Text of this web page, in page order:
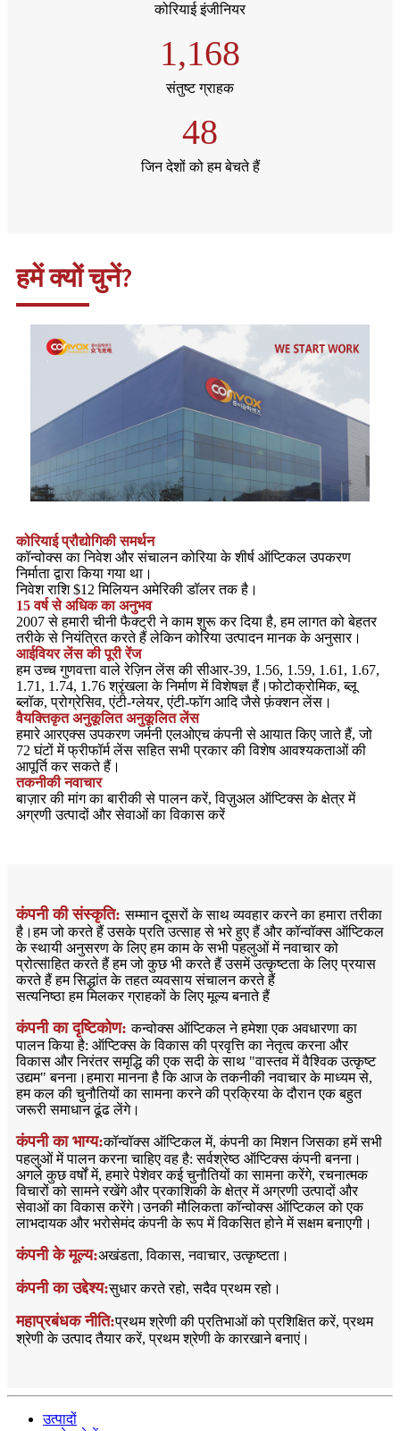
कोरियाई इंजीनियर
1,168
संतुष्ट ग्राहक
48
जिन देशों को हम बेचते हैं
हमें क्यों चुनें?
कोरियाई प्रौद्योगिकी समर्थन
कॉन्वोक्स का निवेश और संचालन कोरिया के शीर्ष ऑप्टिकल उपकरण
निर्माता द्वारा किया गया था।
निवेश राशि $12 मिलियन अमेरिकी डॉलर तक है।
15 वर्ष से अधिक का अनुभव
2007 से हमारी चीनी फैक्ट्री ने काम शुरू कर दिया है, हम लागत को बेहतर
तरीके से नियंत्रित करते हैं लेकिन कोरिया उत्पादन मानक के अनुसार।
आईवियर लेंस की पूरी रेंज
हम उच्च गुणवत्ता वाले रेज़िन लेंस की सीआर-39, 1.56, 1.59, 1.61, 1.67,
1.71, 1.74, 1.76 श्रृंखला के निर्माण में विशेषज्ञ हैं।फोटोक्रोमिक, ब्लू
ब्लॉक, प्रोग्रेसिव, एंटी-ग्लेयर, एंटी-फॉग आदि जैसे फ़ंक्शन लेंस।
वैयक्तिकृत अनुकूलित अनुकूलित लेंस
हमारे आरएक्स उपकरण जर्मनी एलओएच कंपनी से आयात किए जाते हैं, जो
72 घंटों में फ्रीफॉर्म लेंस सहित सभी प्रकार की विशेष आवश्यकताओं की
आपूर्ति कर सकते हैं।
तकनीकी नवाचार
बाज़ार की मांग का बारीकी से पालन करें, विज़ुअल ऑप्टिक्स के क्षेत्र में
अग्रणी उत्पादों और सेवाओं का विकास करें
कंपनी की संस्कृति: सम्मान दूसरों के साथ व्यवहार करने का हमारा तरीका
है।हम जो करते हैं उसके प्रति उत्साह से भरे हुए हैं और कॉन्वॉक्स ऑप्टिकल
के स्थायी अनुसरण के लिए हम काम के सभी पहलुओं में नवाचार को
प्रोत्साहित करते हैं हम जो कुछ भी करते हैं उसमें उत्कृष्टता के लिए प्रयास
करते हैं हम सिद्धांत के तहत व्यवसाय संचालन करते हैं
सत्यनिष्ठा हम मिलकर ग्राहकों के लिए मूल्य बनाते हैं
कंपनी का दृष्टिकोण: कन्वोक्स ऑप्टिकल ने हमेशा एक अवधारणा का
पालन किया है: ऑप्टिक्स के विकास की प्रवृत्ति का नेतृत्व करना और
विकास और निरंतर समृद्धि की एक सदी के साथ "वास्तव में वैश्विक उत्कृष्ट
उद्यम" बनना।हमारा मानना ​​है कि आज के तकनीकी नवाचार के माध्यम से,
हम कल की चुनौतियों का सामना करने की प्रक्रिया के दौरान एक बहुत
जरूरी समाधान ढूंढ लेंगे।
कंपनी का भाग्य:कॉन्वॉक्स ऑप्टिकल में, कंपनी का मिशन जिसका हमें सभी
पहलुओं में पालन करना चाहिए वह है: सर्वश्रेष्ठ ऑप्टिक्स कंपनी बनना।
अगले कुछ वर्षों में, हमारे पेशेवर कई चुनौतियों का सामना करेंगे, रचनात्मक
विचारों को सामने रखेंगे और प्रकाशिकी के क्षेत्र में अग्रणी उत्पादों और
सेवाओं का विकास करेंगे।उनकी मौलिकता कॉन्वोक्स ऑप्टिकल को एक
लाभदायक और भरोसेमंद कंपनी के रूप में विकसित होने में सक्षम बनाएगी।
कंपनी के मूल्य:अखंडता, विकास, नवाचार, उत्कृष्टता।
कंपनी का उद्देश्य:सुधार करते रहो, सदैव प्रथम रहो।
महाप्रबंधक नीति:प्रथम श्रेणी की प्रतिभाओं को प्रशिक्षित करें, प्रथम
श्रेणी के उत्पाद तैयार करें, प्रथम श्रेणी के कारखाने बनाएं।
उत्पादों